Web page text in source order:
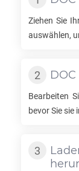
Ziehen Sie
auswählen,
DOC
Bearbeiten
bevor Sie sie